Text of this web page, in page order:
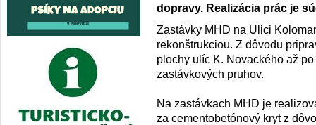
dopravy. Realizácia prác je
Zastávky MHD na Ulici
rekonštrukciou. Z dôvodu
plochy ulíc K. Novackého až
zastávkových pruhov.
Na zastávkach MHD je
za cementobetónový kryt z